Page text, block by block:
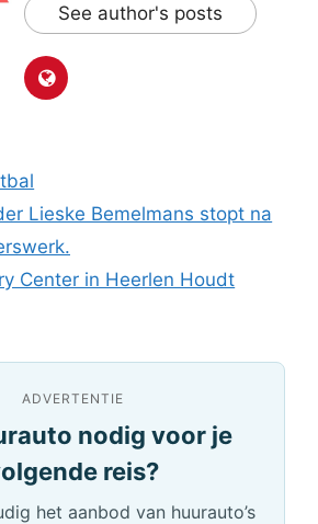
See author's posts
Lieske Bemelmans stopt na
Center in Heerlen Houdt
ADVERTENTIE
nodig voor je
reis?
het aanbod van huurauto’s